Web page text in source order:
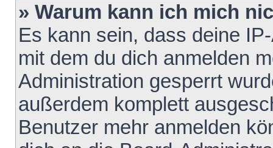
» Warum kann ich mich
Es kann sein, dass deine
mit dem du dich anmelden
Administration gesperrt
außerdem komplett
Benutzer mehr anmelden